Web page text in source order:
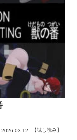
2026.03.12 【試し読み】